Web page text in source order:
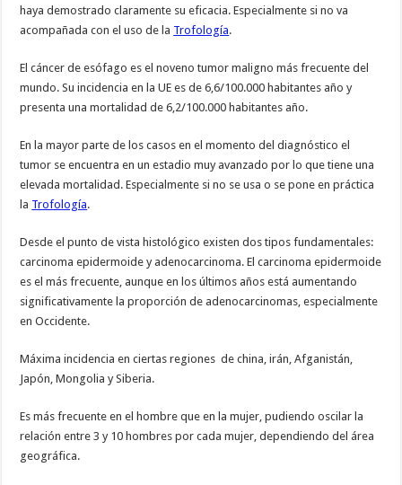
haya demostrado claramente su eficacia. Especialmente si no va
acompañada con el uso de la Trofología.
El cáncer de esófago es el noveno tumor maligno más frecuente del
mundo. Su incidencia en la UE es de 6,6/100.000 habitantes año y
presenta una mortalidad de 6,2/100.000 habitantes año.
En la mayor parte de los casos en el momento del diagnóstico el
tumor se encuentra en un estadio muy avanzado por lo que tiene una
elevada mortalidad. Especialmente si no se usa o se pone en práctica
la Trofología.
Desde el punto de vista histológico existen dos tipos fundamentales:
carcinoma epidermoide y adenocarcinoma. El carcinoma epidermoide
es el más frecuente, aunque en los últimos años está aumentando
significativamente la proporción de adenocarcinomas, especialmente
en Occidente.
Máxima incidencia en ciertas regiones de china, irán, Afganistán,
Japón, Mongolia y Siberia.
Es más frecuente en el hombre que en la mujer, pudiendo oscilar la
relación entre 3 y 10 hombres por cada mujer, dependiendo del área
geográfica.